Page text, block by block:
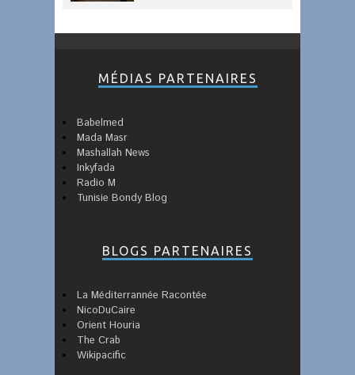
MÉDIAS PARTENAIRES
Babelmed
Mada Masr
Mashallah News
Inkyfada
Radio M
Tunisie Bondy Blog
BLOGS PARTENAIRES
La Méditerrannée Racontée
NicoDuCaire
Orient Houria
The Crab
Wikipacific